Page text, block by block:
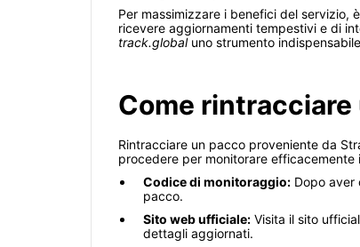
Per massimizzare i benefici del servizio,
ricevere aggiornamenti tempestivi e di
track.globaluno strumento
Come
Rintracciare un pacco proveniente da
procedere per monitorare
Codice di monitoraggio: Dopo aver
pacco.
Sito web ufficiale: Visita il sito
dettagli aggiornati.